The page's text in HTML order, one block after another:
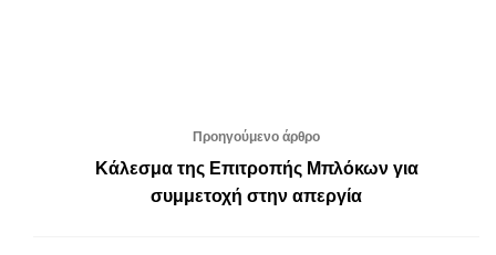
Προηγούμενο άρθρο
Κάλεσμα της Επιτροπής Μπλόκων για
συμμετοχή στην απεργία